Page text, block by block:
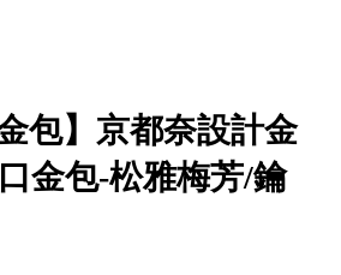
包】京都奈設計金
金包-松雅梅芳/鑰